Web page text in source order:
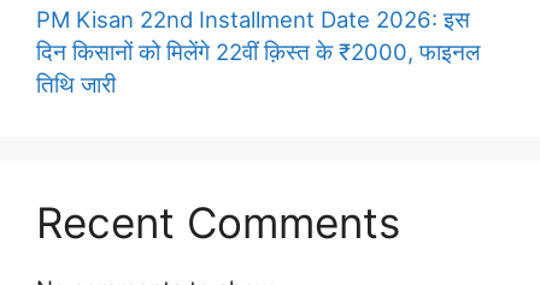
PM Kisan 22nd Installment Date 2026: इस
दिन किसानों को मिलेंगे 22वीं क़िस्त के ₹2000, फाइनल
तिथि जारी
Recent Comments